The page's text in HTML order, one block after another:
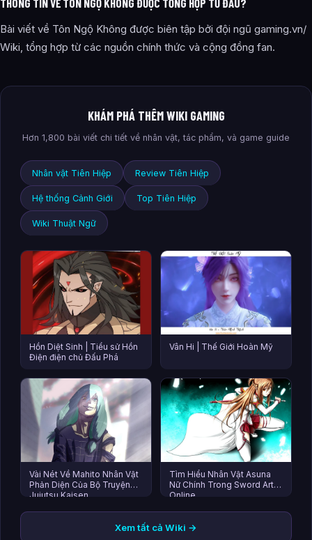
Bài viết về Tôn Ngộ Không được biên tập bởi đội ngũ gaming.vn/
Wiki, tổng hợp từ các nguồn chính thức và cộng đồng fan.
KHÁM PHÁ THÊM WIKI GAMING
Hơn 1,800 bài viết chi tiết về nhân vật, tác phẩm, và game guide
Nhân vật Tiên Hiệp Review Tiên Hiệp
Hệ thống Cảnh Giới Top Tiên Hiệp
Wiki Thuật Ngữ
Hồn Diệt Sinh | Tiểu sử Hồn
Điện điện chủ Đấu Phá
Vân Hi | Thế Giới Hoàn Mỹ
Vài Nét Về Mahito Nhân Vật
Phản Diện Của Bộ Truyện
Jujutsu Kaisen
Tìm Hiểu Nhân Vật Asuna
Nữ Chính Trong Sword Art
Online
Xem tất cả Wiki →